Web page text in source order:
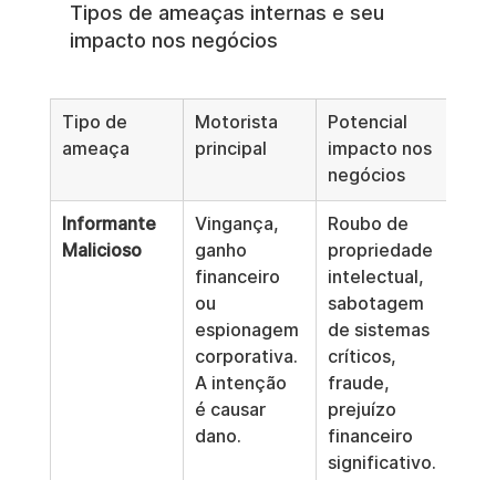
Tipos de ameaças internas e seu
impacto nos negócios
Tipo de
ameaça
Motorista
principal
Potencial
impacto nos
negócios
Informante
Malicioso
Vingança,
ganho
financeiro
ou
espionagem
corporativa.
A intenção
é causar
dano.
Roubo de
propriedade
intelectual,
sabotagem
de sistemas
críticos,
fraude,
prejuízo
financeiro
significativo.